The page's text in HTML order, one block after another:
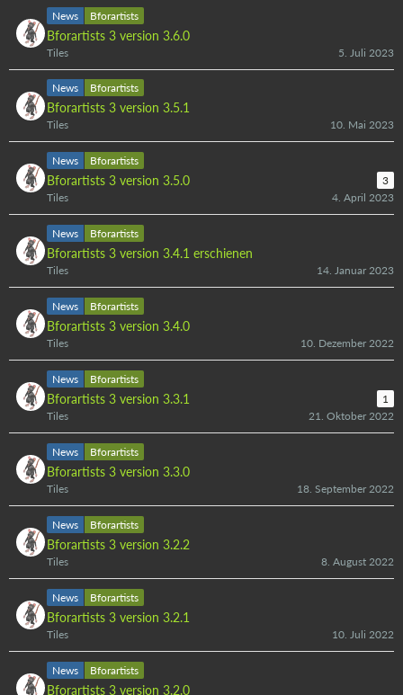
News Bforartists
Bforartists 3 version 3.6.0
Tiles 5. Juli 2023
News Bforartists
Bforartists 3 version 3.5.1
Tiles 10. Mai 2023
News Bforartists
Bforartists 3 version 3.5.0
3
Tiles
4. April 2023
News Bforartists
Bforartists 3 version 3.4.1 erschienen
Tiles 14. Januar 2023
News Bforartists
Bforartists 3 version 3.4.0
Tiles 10. Dezember 2022
News Bforartists
Bforartists 3 version 3.3.1
1
Tiles
21. Oktober 2022
News Bforartists
Bforartists 3 version 3.3.0
Tiles 18. September 2022
News Bforartists
Bforartists 3 version 3.2.2
Tiles 8. August 2022
News Bforartists
Bforartists 3 version 3.2.1
Tiles 10. Juli 2022
News Bforartists
Bforartists 3 version 3.2.0